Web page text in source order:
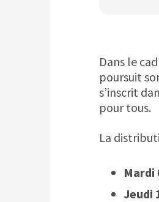
Dans le
poursuit
s’inscrit
pour tous.
La
Mardi
Jeudi